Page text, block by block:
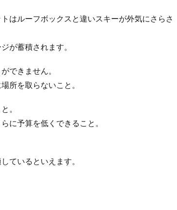
はルーフボックスと違いスキーが外気にさらさ
が蓄積されます。
できません。
所を取らないこと。
。
に予算を低くできること。
ているといえます。